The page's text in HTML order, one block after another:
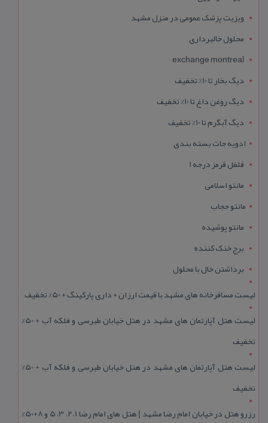
ویزیت پزشک عمومی در منزل مشهد
محلول خالبرداری
exchange montreal
دیگ بخار تا 10% تخفیف
دیگ روغن داغ تا 10% تخفیف
دیگ آبگرم تا 10% تخفیف
ادویه جات بسته بندی
فلفل قرمز درجه 1
مانتو اسلامی
مانتو حجاب
مانتو پوشیده
برج خنک کننده
برداشتن خال با محلول
لیست مسافرخانه های مشهد با قیمت ارزان + داری پارکینگ + 50% تخفیف
لیست هتل آپارتمان های مشهد در هتل خیابان طبرسی و فلکه آب + 50%
تخفیف
لیست هتل آپارتمان های مشهد در هتل خیابان طبرسی و فلکه آب + 50%
تخفیف
رزرو هتل در خیابان امام رضا مشهد | هتل‌ های امام رضا 1، 2، 3، 5 و 8+50%